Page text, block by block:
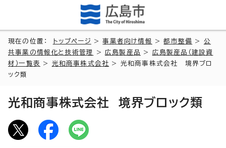
現在の位置： トップページ >事業者向け情報 >都市整備 > 公
共事業の情報化と技術管理
>広島製産品 > 広島製産品（建設資
材）一覧表
> 光和商事株式会社 > 光和商事株式会社 境界ブロ
ック類
光和商事株式会社 境界ブロック類